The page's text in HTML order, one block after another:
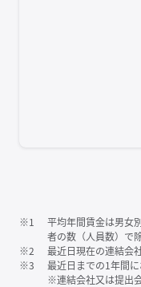
※1
平均年間賃金は男女
者の数（人員数）で
※2
最近日現在の連結会
※3
最近日までの1年間
※連結会社又は提出